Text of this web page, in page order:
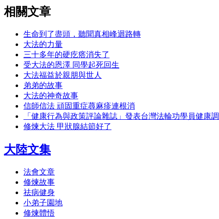
相關文章
生命到了盡頭，聽聞真相峰迴路轉
大法的力量
三十多年的硬疙瘩消失了
受大法的恩澤 同學起死回生
大法福益於親朋與世人
弟弟的故事
大法的神奇故事
信師信法 頑固重症蕁麻疹連根消
「健康行為與政策評論雜誌」發表台灣法輪功學員健康
修煉大法 甲狀腺結節好了
大陸文集
法會文章
修煉故事
祛病健身
小弟子園地
修煉體悟